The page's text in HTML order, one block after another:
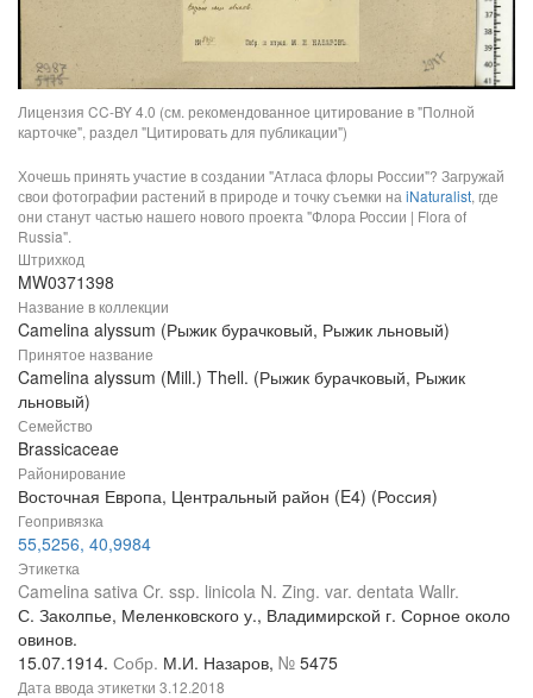
Лицензия CC-BY 4.0 (см. рекомендованное цитирование в "Полной
карточке", раздел "Цитировать для публикации")
Хочешь принять участие в создании "Атласа флоры России"? Загружай
свои фотографии растений в природе и точку съемки на iNaturalist, где
они станут частью нашего нового проекта "Флора России | Flora of
Russia".
Штрихкод
MW0371398
Название в коллекции
Camelina alyssum (Рыжик бурачковый, Рыжик льновый)
Принятое название
Camelina alyssum (Mill.) Thell. (Рыжик бурачковый, Рыжик
льновый)
Семейство
Brassicaceae
Районирование
Восточная Европа, Центральный район (E4) (Россия)
Геопривязка
55,5256, 40,9984
Этикетка
Camelina sativa Cr. ssp. linicola N. Zing. var. dentata Wallr.
С. Заколпье, Меленковского у., Владимирской г. Сорное около
овинов.
15.07.1914. Собр. М.И. Назаров, № 5475
Дата ввода этикетки 3.12.2018